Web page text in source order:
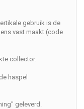
gebruik is de
vast maakt (code
collector.
haspel
geleverd.